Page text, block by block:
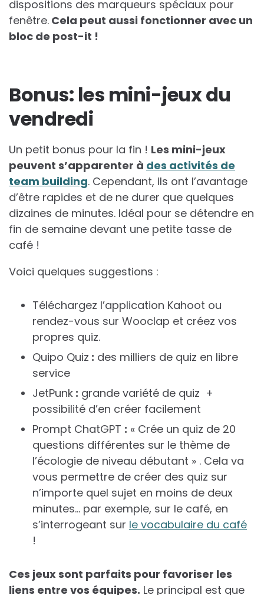
dispositions des marqueurs spéciaux pour
fenêtre. Cela peut aussi fonctionner avec un
bloc de post-it !
Bonus: les mini-jeux du
vendredi
Un petit bonus pour la fin ! Les mini-jeux
peuvent s’apparenter à des activités de
team building. Cependant, ils ont l’avantage
d’être rapides et de ne durer que quelques
dizaines de minutes. Idéal pour se détendre en
fin de semaine devant une petite tasse de
café !
Voici quelques suggestions :
Téléchargez l’application Kahoot ou
rendez-vous sur Wooclap et créez vos
propres quiz.
Quipo Quiz : des milliers de quiz en libre
service
JetPunk : grande variété de quiz +
possibilité d’en créer facilement
Prompt ChatGPT : « Crée un quiz de 20
questions différentes sur le thème de
l’écologie de niveau débutant » . Cela va
vous permettre de créer des quiz sur
n’importe quel sujet en moins de deux
minutes… par exemple, sur le café, en
s’interrogeant sur le vocabulaire du café
!
Ces jeux sont parfaits pour favoriser les
liens entre vos équipes. Le principal est que